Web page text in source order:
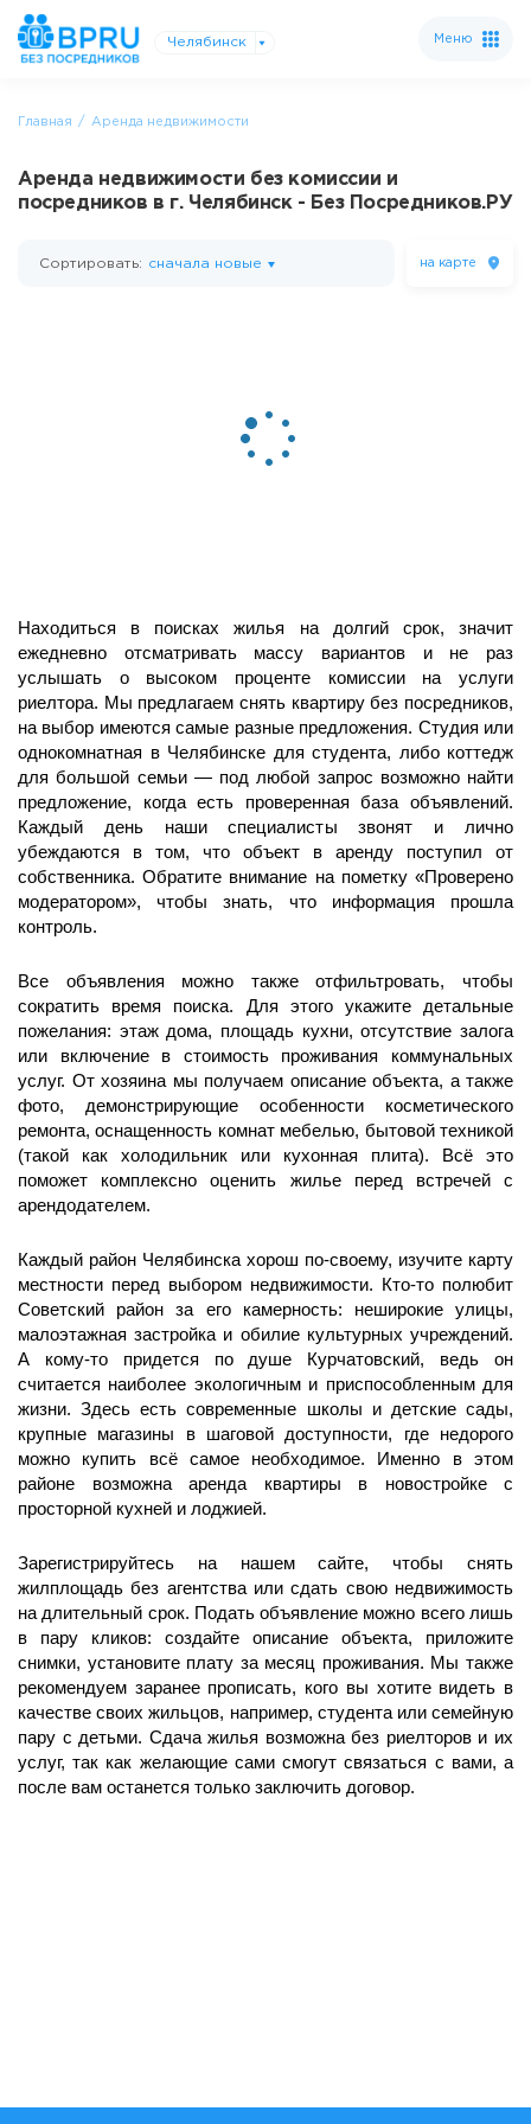
Челябинск Меню
Главная Аренда недвижимости
Аренда недвижимости без комиссии и
посредников в г. Челябинск - Без Посредников.РУ
Сортировать: сначала новые на карте
Находиться в поисках жилья на долгий срок, значит
ежедневно отсматривать массу вариантов и не раз
услышать о высоком проценте комиссии на услуги
риелтора. Мы предлагаем снять квартиру без посредников,
на выбор имеются самые разные предложения. Студия или
однокомнатная в Челябинске для студента, либо коттедж
для большой семьи — под любой запрос возможно найти
предложение, когда есть проверенная база объявлений.
Каждый день наши специалисты звонят и лично
убеждаются в том, что объект в аренду поступил от
собственника. Обратите внимание на пометку «Проверено
модератором», чтобы знать, что информация прошла
контроль.
Все объявления можно также отфильтровать, чтобы
сократить время поиска. Для этого укажите детальные
пожелания: этаж дома, площадь кухни, отсутствие залога
или включение в стоимость проживания коммунальных
услуг. От хозяина мы получаем описание объекта, а также
фото, демонстрирующие особенности косметического
ремонта, оснащенность комнат мебелью, бытовой техникой
(такой как холодильник или кухонная плита). Всё это
поможет комплексно оценить жилье перед встречей с
арендодателем.
Каждый район Челябинска хорош по-своему, изучите карту
местности перед выбором недвижимости. Кто-то полюбит
Советский район за его камерность: неширокие улицы,
малоэтажная застройка и обилие культурных учреждений.
А кому-то придется по душе Курчатовский, ведь он
считается наиболее экологичным и приспособленным для
жизни. Здесь есть современные школы и детские сады,
крупные магазины в шаговой доступности, где недорого
можно купить всё самое необходимое. Именно в этом
районе возможна аренда квартиры в новостройке с
просторной кухней и лоджией.
Зарегистрируйтесь на нашем сайте, чтобы снять
жилплощадь без агентства или сдать свою недвижимость
на длительный срок. Подать объявление можно всего лишь
в пару кликов: создайте описание объекта, приложите
снимки, установите плату за месяц проживания. Мы также
рекомендуем заранее прописать, кого вы хотите видеть в
качестве своих жильцов, например, студента или семейную
пару с детьми. Сдача жилья возможна без риелторов и их
услуг, так как желающие сами смогут связаться с вами, а
после вам останется только заключить договор.